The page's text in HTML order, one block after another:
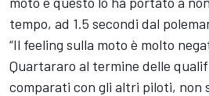
tempo, ad 1.5 secondi dal
“Il feeling sulla moto è molto
Quartararo al termine delle
comparati con gli altri piloti, non